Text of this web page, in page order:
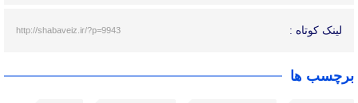
لینک کوتاه : http://shabaveiz.ir/?p=9943
برچسب ها